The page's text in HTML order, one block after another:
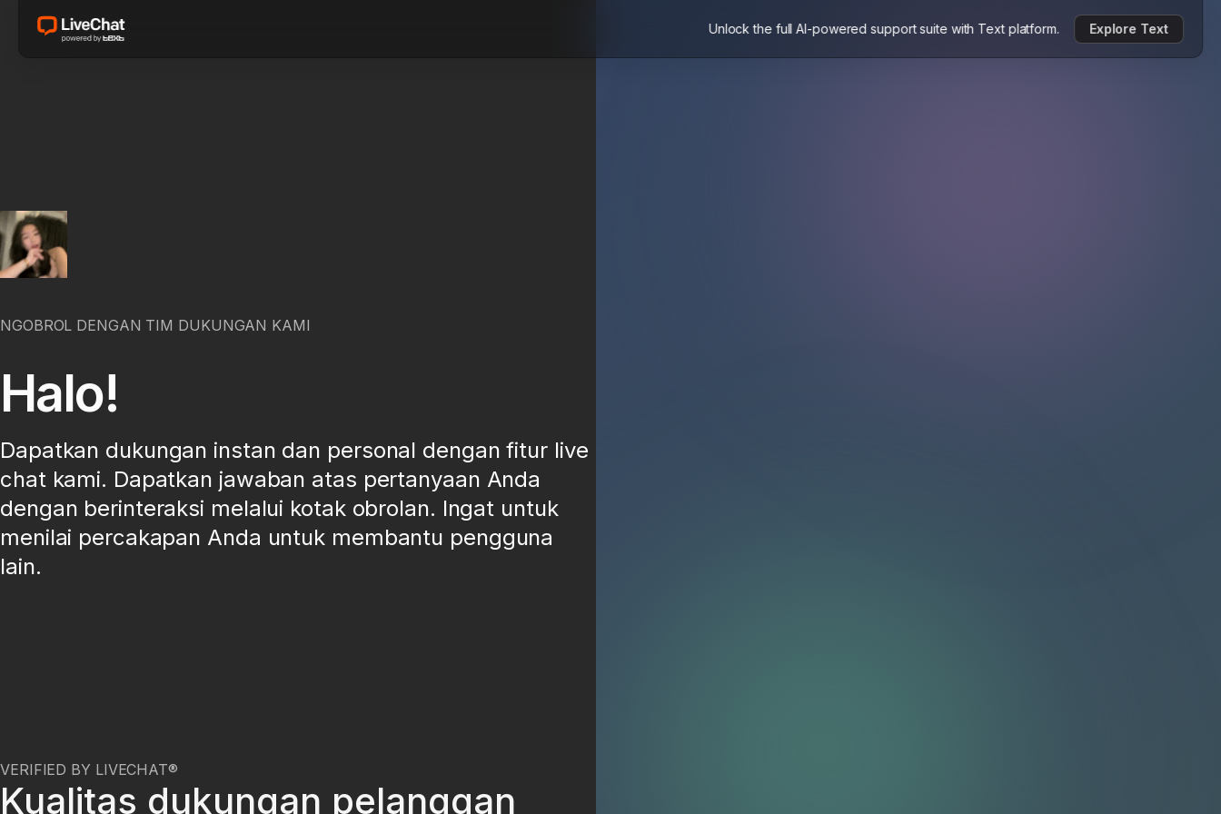
Unlock the full AI-powered support suite with Text platform. Explore Text
NGOBROL DENGAN TIM DUKUNGAN KAMI
Halo!
Dapatkan dukungan instan dan personal dengan fitur live
chat kami. Dapatkan jawaban atas pertanyaan Anda
dengan berinteraksi melalui kotak obrolan. Ingat untuk
menilai percakapan Anda untuk membantu pengguna
lain.
VERIFIED BY LIVECHAT®
Kualitas dukungan pelanggan